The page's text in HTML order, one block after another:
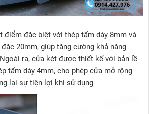
điểm đặc biệt với thép tấm dày 8mm và
20mm, giúp tăng cường khả năng
ra, cửa két được thiết kế với bản lề
tấm dày 4mm, cho phép cửa mở rộng
lại sự tiện lợi khi sử dụng